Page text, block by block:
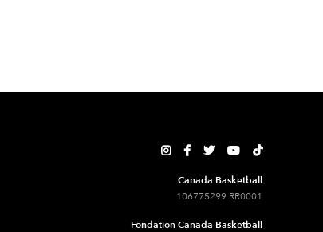
    
Canada Basketball
106775299 RR0001
Fondation Canada Basketball